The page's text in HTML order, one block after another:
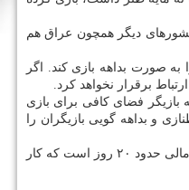
دیگر همچون عراق هم
صورت بداهه بازی كند. اگر
برقرار نخواهد كرد.
فضای كافی برای بازی
و بداهه گویی بازیگران را
رجبی درانتها اظهار داشت: این روزها هم مشغول كاری هستم كه آقای مسعودی نویسنده و كارگردانش هستند. این كار هم طنز است و در ۲۸ قسمت پخش خواهد شد. البته الان به سبب مشكلات مالی حدود ۲۰ روز است كه كار